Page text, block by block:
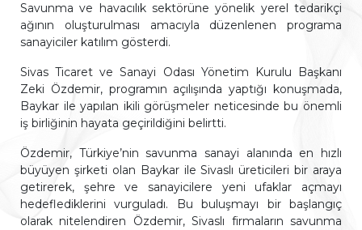
Savunma ve havacılık sektörüne yönelik yerel tedarikçi
ağının oluşturulması amacıyla düzenlenen programa
sanayiciler katılım gösterdi.
Sivas Ticaret ve Sanayi Odası Yönetim Kurulu Başkanı
Zeki Özdemir, programın açılışında yaptığı konuşmada,
Baykar ile yapılan ikili görüşmeler neticesinde bu önemli
iş birliğinin hayata geçirildiğini belirtti.
Özdemir, Türkiye’nin savunma sanayi alanında en hızlı
büyüyen şirketi olan Baykar ile Sivaslı üreticileri bir araya
getirerek, şehre ve sanayicilere yeni ufaklar açmayı
hedeflediklerini vurguladı. Bu buluşmayı bir başlangıç
olarak nitelendiren Özdemir, Sivaslı firmaların savunma